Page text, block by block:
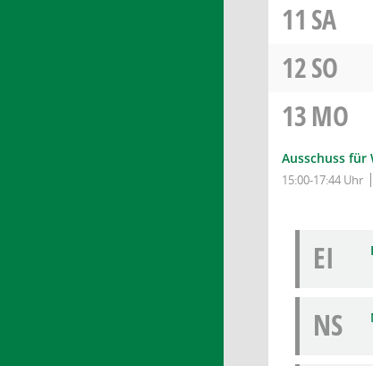
11 SA
12SO
13MO
Ausschuss
15:00-17:44 Uhr
EI
NS